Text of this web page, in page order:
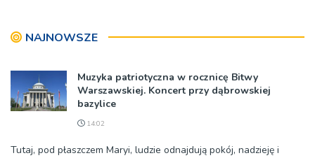
NAJNOWSZE
Muzyka patriotyczna w rocznicę Bitwy
Warszawskiej. Koncert przy dąbrowskiej
bazylice
14:02
Tutaj, pod płaszczem Maryi, ludzie odnajdują pokój, nadzieję i